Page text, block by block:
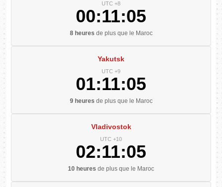
UTC +8
00:11:06
8 heures de plus que le Maroc
Yakutsk
UTC +9
01:11:06
9 heures de plus que le Maroc
Vladivostok
UTC +10
02:11:06
10 heures de plus que le Maroc